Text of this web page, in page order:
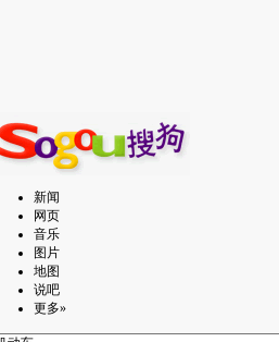
新闻
网页
音乐
图片
地图
说吧
更多»